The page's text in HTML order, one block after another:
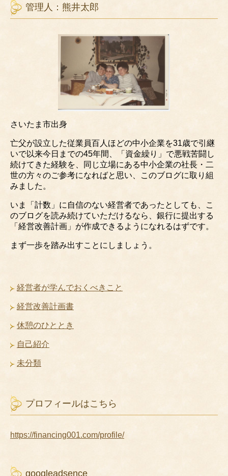
管理人：熊井太郎
さいたま市出身
亡父が設立した従業員百人ほどの中小企業を31歳で引継
いで以来今日までの45年間、「資金繰り」で悪戦苦闘し
続けてきた経験を、同じ立場にある中小企業の社長・二
世の方々のご参考になればと思い、このブログに取り組
みました。
いま「計数」に自信のない経営者であったとしても、こ
のブログを読み続けていただけるなら、銀行に提出する
「経営改善計画」が作成できるようになれるはずです。
まず一歩を踏み出すことにしましょう。
経営者が学んでおくべきこと
経営改善計画書
休憩のひととき
自己紹介
未分類
プロフィールはこちら
https://financing001.com/profile/
googleadsence